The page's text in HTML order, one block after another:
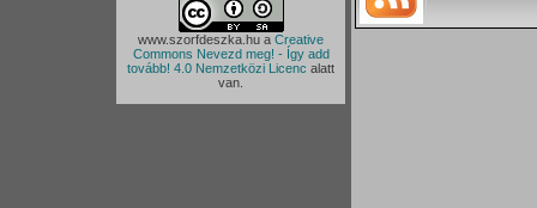
www.szorfdeszka.hu a Creative
Commons Nevezd meg! - Így add
tovább! 4.0 Nemzetközi Licenc alatt
van.